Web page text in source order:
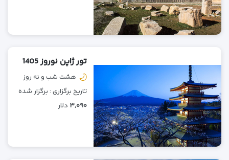
تور ژاپن نوروز 1405
هشت شب و نه روز
تاریخ برگزاری : برگزار شده
۳,۰۹۰ دلار